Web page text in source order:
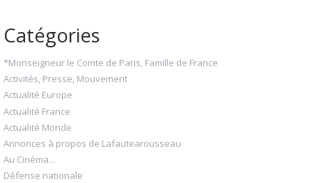
Catégories
*Monseigneur le Comte de Paris, Famille de France
Activités, Presse, Mouvement
Actualité Europe
Actualité France
Actualité Monde
Annonces à propos de Lafautearousseau
Au Cinéma...
Défense nationale